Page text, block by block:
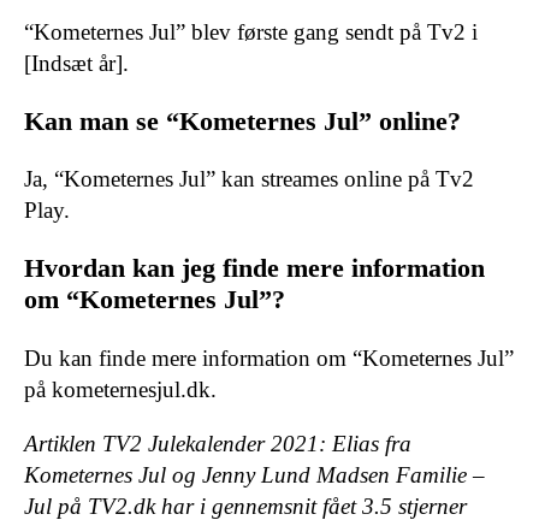
“Kometernes Jul” blev første gang sendt på Tv2 i
[Indsæt år].
Kan man se “Kometernes Jul” online?
Ja, “Kometernes Jul” kan streames online på Tv2
Play.
Hvordan kan jeg finde mere information
om “Kometernes Jul”?
Du kan finde mere information om “Kometernes Jul”
på kometernesjul.dk.
Artiklen TV2 Julekalender 2021: Elias fra
Kometernes Jul og Jenny Lund Madsen Familie –
Jul på TV2.dk har i gennemsnit fået3.5 stjerner